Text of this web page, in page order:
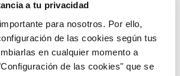
a tu privacidad
para nosotros. Por ello,
de las cookies según tus
en cualquier momento a
de las cookies" que se
Muestra en el mapa